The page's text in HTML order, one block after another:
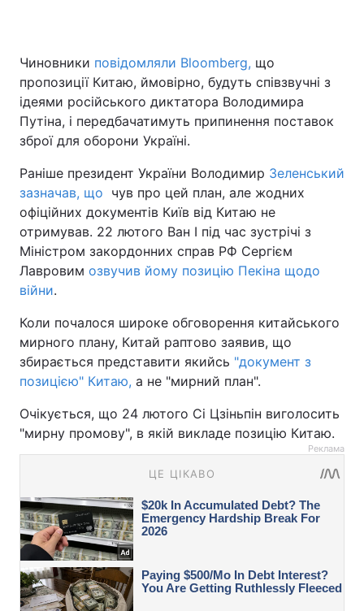
Чиновники повідомляли Bloomberg, що
пропозиції Китаю, ймовірно, будуть співзвучні з
ідеями російського диктатора Володимира
Путіна, і передбачатимуть припинення поставок
зброї для оборони Україні.
Раніше президент України Володимир Зеленський
зазначав, що чув про цей план, але жодних
офіційних документів Київ від Китаю не
отримував. 22 лютого Ван І під час зустрічі з
Міністром закордонних справ РФ Сергієм
Лавровим озвучив йому позицію Пекіна щодо
війни.
Коли почалося широке обговорення китайського
мирного плану, Китай раптово заявив, що
збирається представити якийсь "документ з
позицією" Китаю, а не "мирний план".
Очікується, що 24 лютого Сі Цзіньпін виголосить
"мирну промову", в якій викладе позицію Китаю.
Реклама